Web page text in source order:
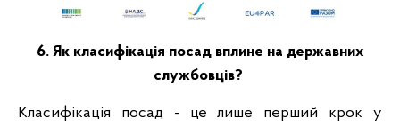
6. Як класифікація посад вплине на державних
службовців?
Класифікація посад - це лише перший крок у